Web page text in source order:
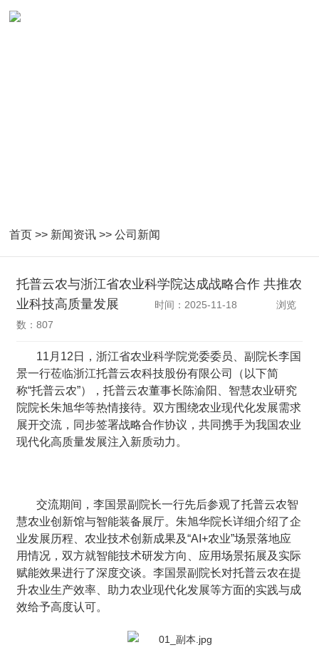
首页 >> 新闻资讯 >>公司新闻
托普云农与浙江省农业科学院达成战略合作 共推农
业科技高质量发展
时间：2025-11-18
浏览
数：807
11月12日，浙江省农业科学院党委委员、副院长李国
景一行莅临浙江托普云农科技股份有限公司（以下简
称“托普云农”），托普云农董事长陈渝阳、智慧农业研究
院院长朱旭华等热情接待。双方围绕农业现代化发展需求
展开交流，同步签署战略合作协议，共同携手为我国农业
现代化高质量发展注入新质动力。
交流期间，李国景副院长一行先后参观了托普云农智
慧农业创新馆与智能装备展厅。朱旭华院长详细介绍了企
业发展历程、农业技术创新成果及“AI+农业”场景落地应
用情况，双方就智能技术研发方向、应用场景拓展及实际
赋能效果进行了深度交谈。李国景副院长对托普云农在提
升农业生产效率、助力农业现代化发展等方面的实践与成
效给予高度认可。